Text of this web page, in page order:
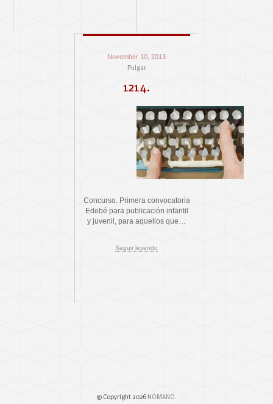
November 10, 2013
Pulgar
1214.
Concurso. Primera convocatoria
Edebé para publicación infantil
y juvenil, para aquellos que…
Seguir leyendo
© Copyright 2026 NOMANO.